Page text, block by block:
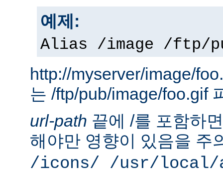
예제:
Alias /image /ftp/
http://myserver/image/
는 /ftp/pub/image/foo.gif
url-path 끝에 /를 포함하
해야만 영향이 있음을 주
/icons/ /usr/local/